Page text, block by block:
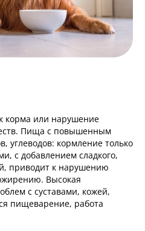
корма или нарушение
Пища с повышенным
углеводов: кормление только
с добавлением сладкого,
приводит к нарушению
Высокая
с суставами, кожей,
пищеварение, работа